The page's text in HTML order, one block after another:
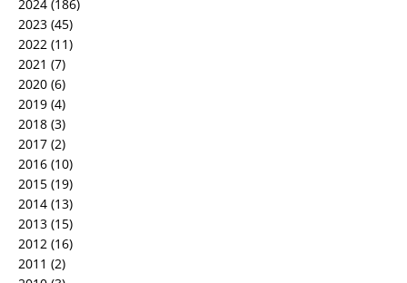
2024 (186)
2023 (45)
2022 (11)
2021 (7)
2020 (6)
2019 (4)
2018 (3)
2017 (2)
2016 (10)
2015 (19)
2014 (13)
2013 (15)
2012 (16)
2011 (2)